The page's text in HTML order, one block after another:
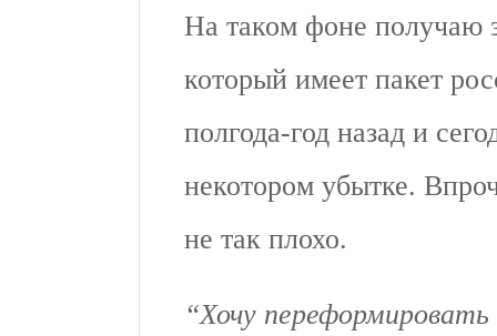
На таком фоне получаю
который имеет пакет
полгода-год назад и
некотором убытке.
не так плохо.
“Хочу